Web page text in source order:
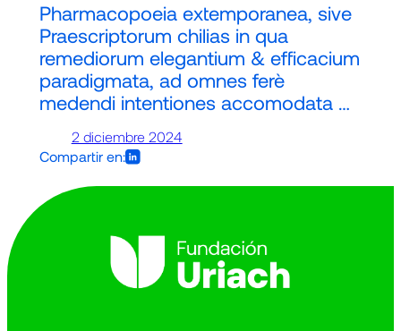
Pharmacopoeia extemporanea, sive
Praescriptorum chilias in qua
remediorum elegantium & efficacium
paradigmata, ad omnes ferè
medendi intentiones accomodata …
2 diciembre 2024
Compartir en: